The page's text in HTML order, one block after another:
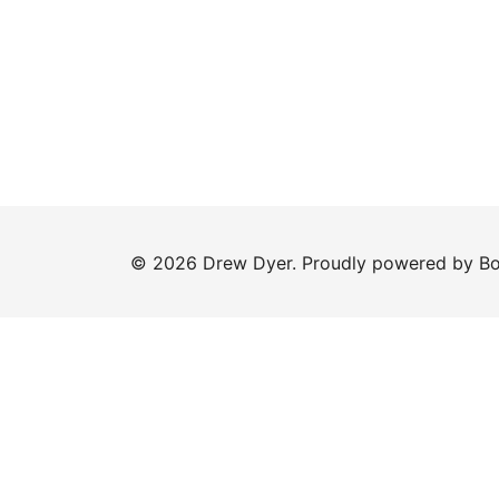
© 2026 Drew Dyer. Proudly powered by